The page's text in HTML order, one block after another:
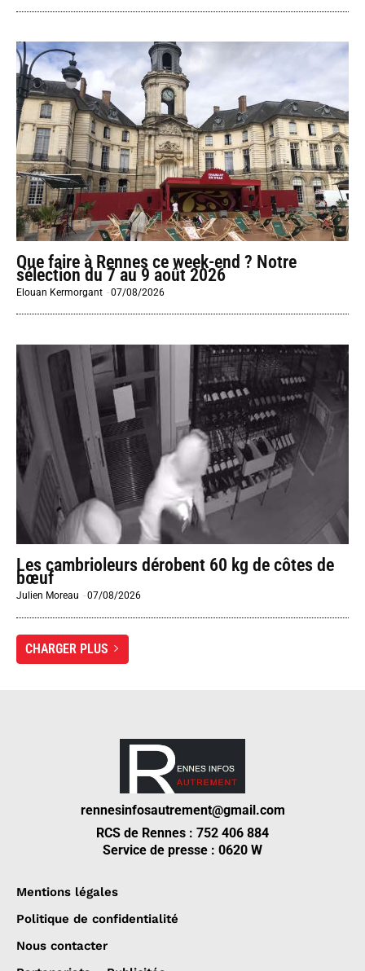
Que faire à Rennes ce week-end ? Notre
sélection du 7 au 9 août 2026
Elouan Kermorgant -07/08/2026
Les cambrioleurs dérobent 60 kg de côtes de
bœuf
Julien Moreau -07/08/2026
CHARGER PLUS
rennesinfosautrement@gmail.com
RCS de Rennes : 752 406 884
Service de presse : 0620 W
Mentions légales
Politique de confidentialité
Nous contacter